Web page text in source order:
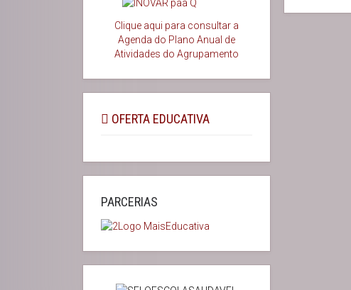
Clique aqui para consultar a
Agenda do Plano Anual de
Atividades do Agrupamento
OFERTA EDUCATIVA
PARCERIAS